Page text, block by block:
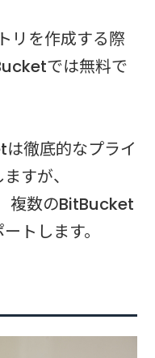
リを作成する際
では無料で
徹底的なプライ
すが、
複数のBitBucket
トします。